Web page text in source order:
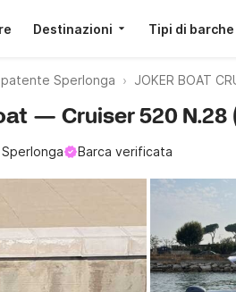
Destinazioni Tipi di barche
Sperlonga JOKER BOAT
— Cruiser 520 N.28
Barca verificata